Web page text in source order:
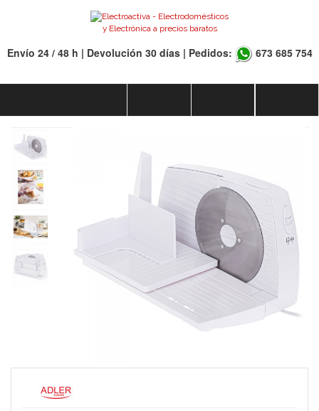
Envío 24 / 48 h | Devolución 30 días | Pedidos: 673 685 754